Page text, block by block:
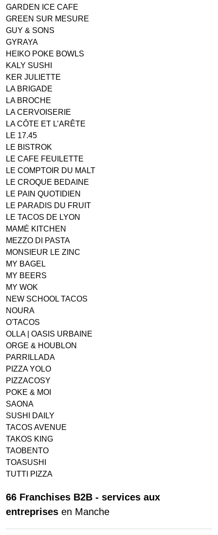
GARDEN ICE CAFE
GREEN SUR MESURE
GUY & SONS
GYRAYA
HEIKO POKE BOWLS
KALY SUSHI
KER JULIETTE
LA BRIGADE
LA BROCHE
LA CERVOISERIE
LA CÔTE ET L’ARÊTE
LE 17.45
LE BISTROK
LE CAFE FEUILETTE
LE COMPTOIR DU MALT
LE CROQUE BEDAINE
LE PAIN QUOTIDIEN
LE PARADIS DU FRUIT
LE TACOS DE LYON
MAMÉ KITCHEN
MEZZO DI PASTA
MONSIEUR LE ZINC
MY BAGEL
MY BEERS
MY WOK
NEW SCHOOL TACOS
NOURA
O'TACOS
OLLA | OASIS URBAINE
ORGE & HOUBLON
PARRILLADA
PIZZA YOLO
PIZZACOSY
POKE & MOI
SAONA
SUSHI DAILY
TACOS AVENUE
TAKOS KING
TAOBENTO
TOASUSHI
TUTTI PIZZA
66 Franchises B2B - services aux
entreprises en Manche